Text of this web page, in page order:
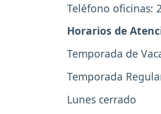
Teléfono oficinas:
Horarios de
Temporada de
Temporada
Lunes cerrado